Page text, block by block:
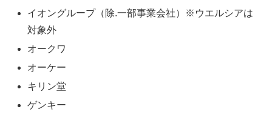
イオングループ（除.一部事業会社）※ウエルシアは
対象外
オークワ
オーケー
キリン堂
ゲンキー